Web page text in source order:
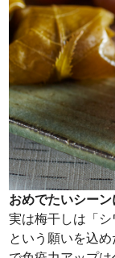
おめでたいシー
実は梅干しは「シ
という願いを込